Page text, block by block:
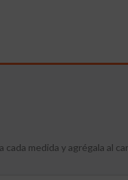
medida y agrégala al